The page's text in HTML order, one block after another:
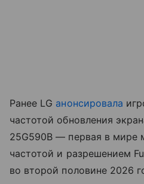
Ранее LG анонсировала
частотой обновления
25G590B — первая в мире
частотой и разрешением
во второй половине 2026